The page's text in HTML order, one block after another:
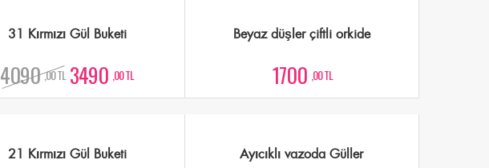
31 Kırmızı Gül Buketi
4090 ,00 TL 3490 ,00 TL
Beyaz düşler çiftli orkide
1700 ,00 TL
21 Kırmızı Gül Buketi Ayıcıklı vazoda Güller